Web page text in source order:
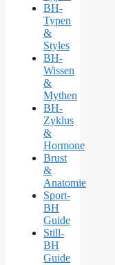
BH-
Typen
&
Styles
BH-
Wissen
&
Mythen
BH-
Zyklus
&
Hormone
Brust
&
Anatomie
Sport-
BH
Guide
Still-
BH
Guide